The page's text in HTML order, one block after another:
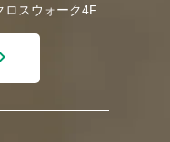
ロスウォーク4F